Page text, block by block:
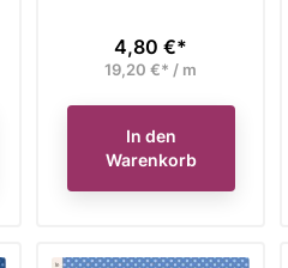
Preis
4,80 €*
19,20 €* / m
In den
Warenkorb